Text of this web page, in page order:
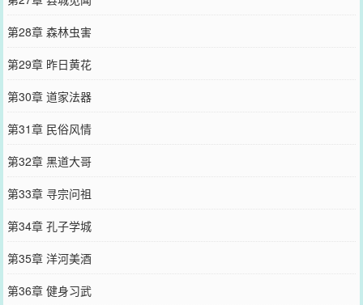
第28章 森林虫害
第29章 昨日黄花
第30章 道家法器
第31章 民俗风情
第32章 黑道大哥
第33章 寻宗问祖
第34章 孔子学城
第35章 洋河美酒
第36章 健身习武